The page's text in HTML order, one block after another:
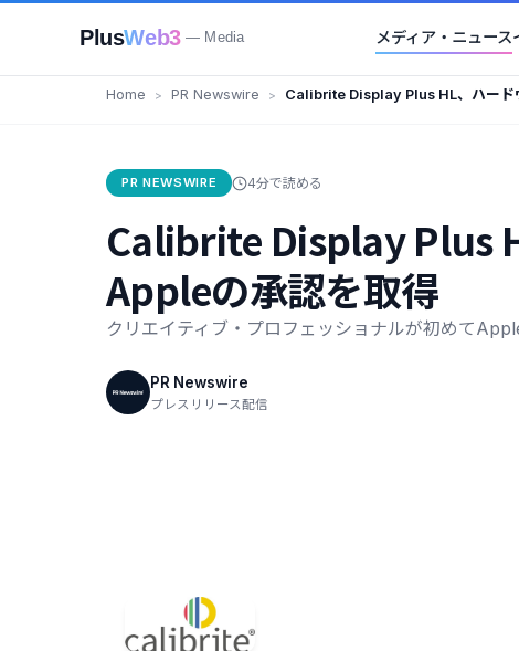
PlusWeb3 — Media メディア・ニュース
Home PR Newswire
Calibrite Display Plus HL、ハード
PR NEWSWIRE 4分で読める
Calibrite Display Plus
Appleの承認を取得
クリエイティブ・プロフェッショナルが初めて
PR Newswire
プレスリリース配信